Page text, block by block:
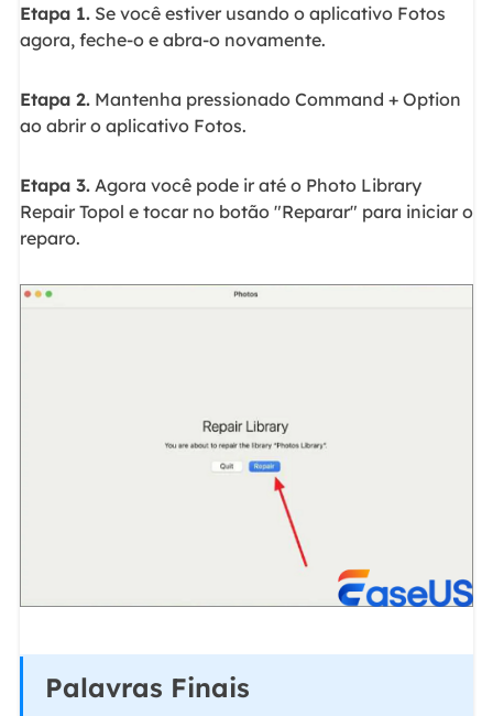
Etapa 1.Se você estiver usando o aplicativo Fotos
agora, feche-o e abra-o novamente.
Etapa 2.Mantenha pressionado Command + Option
ao abrir o aplicativo Fotos.
Etapa 3.Agora você pode ir até o Photo Library
Repair Topol e tocar no botão "Reparar" para iniciar o
reparo.
Palavras Finais